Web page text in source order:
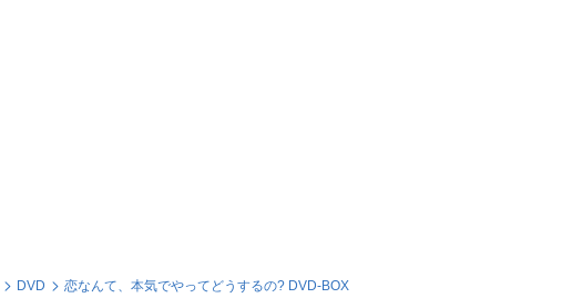
DVD 恋なんて、本気でやってどうするの? DVD-BOX